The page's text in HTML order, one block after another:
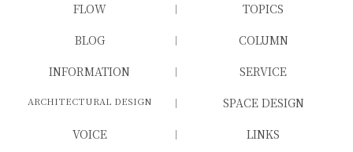
FLOW
TOPICS
BLOG
COLUMN
INFORMATION
SERVICE
ARCHITECTURAL DESIGN
SPACE DESIGN
VOICE
LINKS